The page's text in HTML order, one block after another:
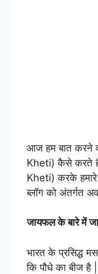
आज हम बात करने
Kheti) कैसे करते
Kheti) करके हमारे
ब्लॉग को अंतर्गत
जायफल के बारे में
भारत के प्रसिद्ध
कि पौधे का बीज है